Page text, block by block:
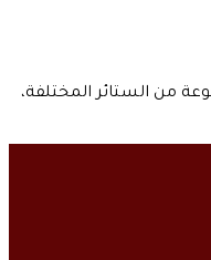
من الستائر المختلفة،